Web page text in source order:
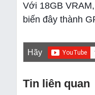
Với 18GB
biến đây thành
Hãy
Tin liên quan